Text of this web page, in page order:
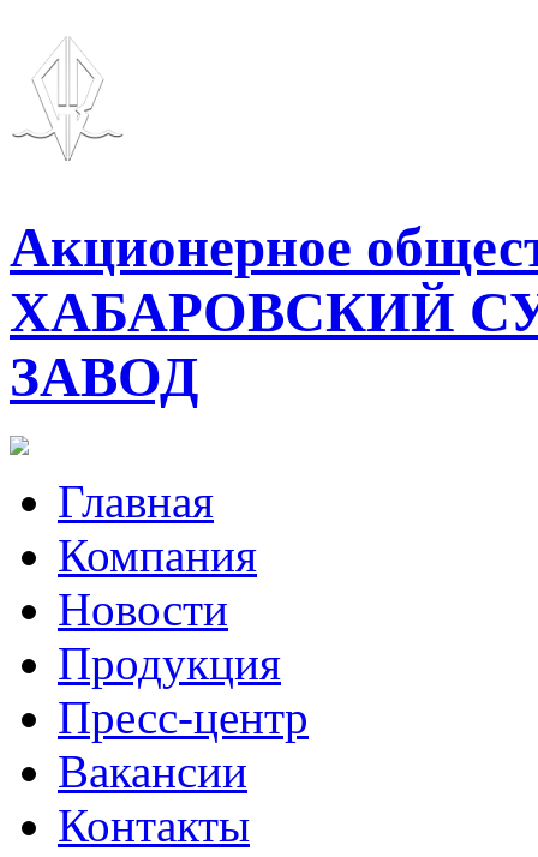
Акционерное
ХАБАРОВСКИЙ
ЗАВОД
Главная
Компания
Новости
Продукция
Пресс-центр
Вакансии
Контакты